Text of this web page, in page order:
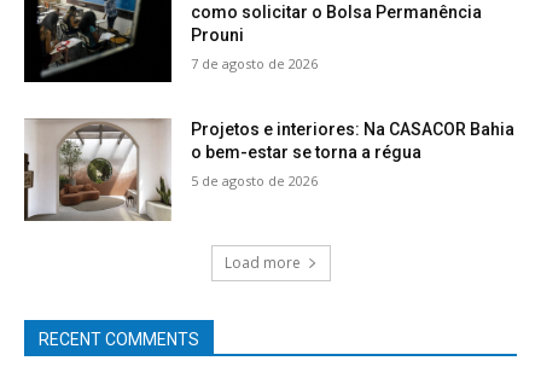
como solicitar o Bolsa Permanência
Prouni
7 de agosto de 2026
Projetos e interiores: Na CASACOR Bahia
o bem-estar se torna a régua
5 de agosto de 2026
Load more
RECENT COMMENTS